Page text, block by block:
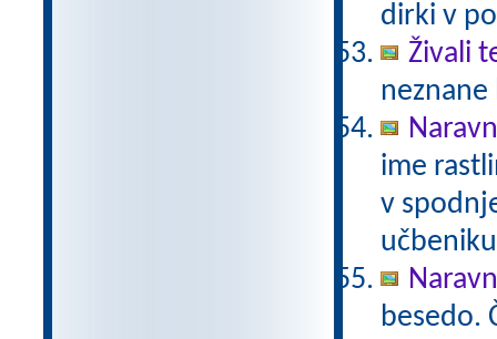
dirki v
Živali
neznane
ime
v
besedo.